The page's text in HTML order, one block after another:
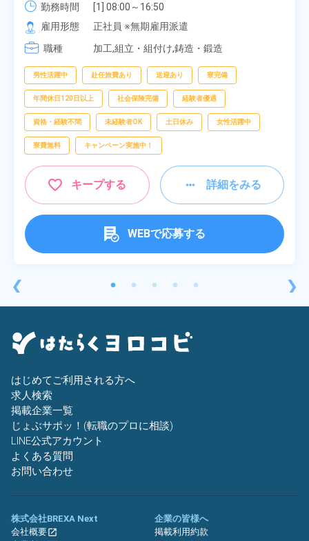
❮
勤務時間
[1] 08:00～16:50
[2] 06:25～15:10
[3] 17:05～01:50
雇用形態
正社員 ※無期雇用派遣
職種
加工,組立・組付け,鋳造・鍛造
男性活躍中 赴任旅費あり 送迎あり 寮完備
年間休日120日以上 社会保険完備 経験者優遇
資格・経験不問 未経験者OK 土日休み 女性活躍中
寮費無料 キャンペーン実施中！
キープする 詳細をみる
WEBで応募する
❯
はじめてご利用される方へ
求人検索
掲載企業一覧
じょぶサポッ！(転職のプロに相談)
LINE公式アカウント
よくある質問
お問い合わせ
株式会社BREXA Next
会社概要
企業の皆様へ
掲載利用約款